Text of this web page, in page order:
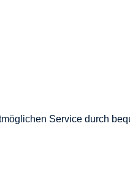
Service durch